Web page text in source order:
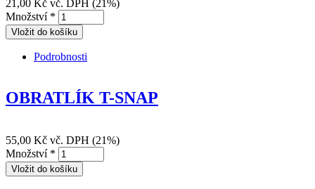
21,00 Kč vč. DPH (21%)
Množství *
Podrobnosti
OBRATLÍK T-SNAP
55,00 Kč vč. DPH (21%)
Množství *